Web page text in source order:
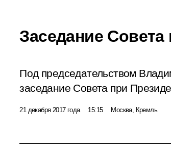
Заседание Совета
Под председательством
заседание Совета при
21 декабря 2017 года 15:15 Москва, Кремль